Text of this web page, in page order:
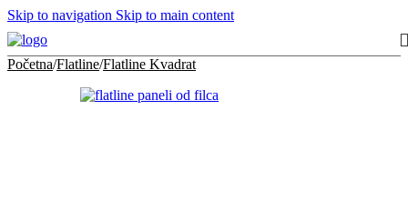
Skip to navigation Skip to main content
Početna/Flatline/Flatline Kvadrat